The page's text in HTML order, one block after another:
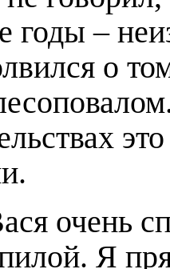
годы –
о
очень
Я